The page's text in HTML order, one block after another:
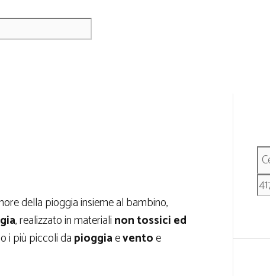
della pioggia insieme al bambino,
, realizzato in materialinon tossici ed
i più piccoli dapioggiaeventoe